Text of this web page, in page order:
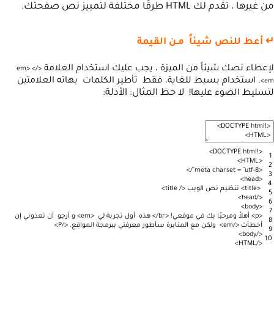
من غيرها ، تقدم لك HTML طرقًا مختلفة لتمييز نص صفحتك.
↵ أعط للنص شيئاً مـن القيمة
لإعطاء نصك شيئاً من الميزة ، يجب عليك استخدام العلامة <
em> </
em
>
. استخدام بسيط للغاية، فقط تأطير الكلمات بهاته العلامتين
لتسليط الضوء عليها!
لا حظ المثال: الأدلة:
1
2
3
4
5
6
7
8
9
10
<
!
DOCTYPE html
>
<
HTML
>
<
meta charset = "utf-8"
/
>
<
head
>
<
title
> تنظيم نص الويب <
/
title
>
<
/
head
>
<
body
>
<
p
> أهلاً ومرحبًا بك في موقعي!
<
br
/
> هذه أول تجربة لي <
em
> و أرجو أن تعذوني إن
أخطأت <
/
em
> ولكن مع المتابرة سأطور معرفتي ببرمجة المواقع.
<
/
P
>
<
/
body
>
<
/
HTML
>